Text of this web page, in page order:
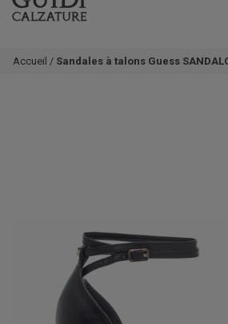
Accueil / Sandales à talons Guess